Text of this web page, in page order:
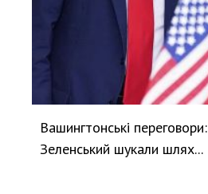
Вашингтонські
Зеленський шукали шлях...